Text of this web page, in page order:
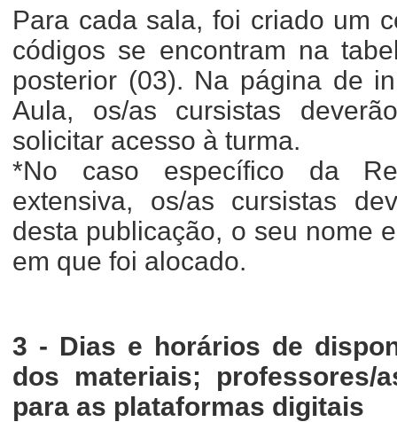
Para cada sala, foi criado um
códigos se encontram na
posterior (03). Na página de
Aula, os/as cursistas
solicitar acesso à turma.
*No caso específico da
extensiva, os/as cursistas
desta publicação, o seu nome
em que foi alocado.
3 - Dias e horários de
dos materiais; professores/
para as plataformas digitais